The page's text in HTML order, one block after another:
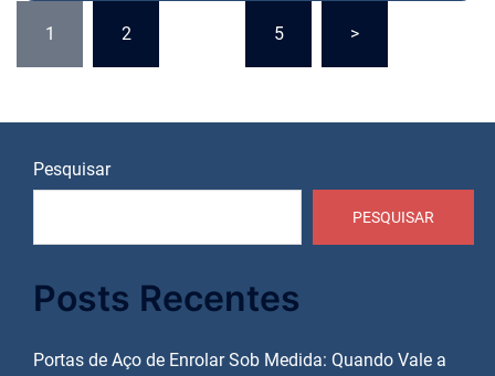
posts
1 2 5 >
Pesquisar
PESQUISAR
Posts Recentes
Portas de Aço de Enrolar Sob Medida: Quando Vale a